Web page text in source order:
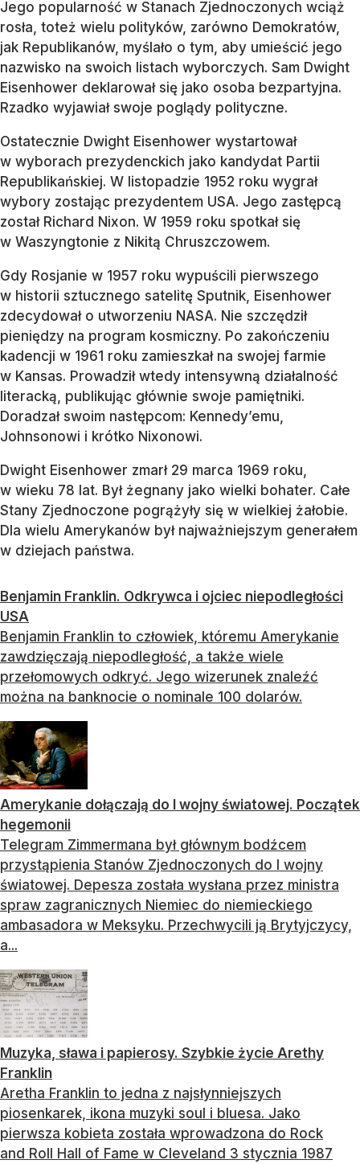
Jego popularność w Stanach Zjednoczonych wciąż
rosła, toteż wielu polityków, zarówno Demokratów,
jak Republikanów, myślało o tym, aby umieścić jego
nazwisko na swoich listach wyborczych. Sam Dwight
Eisenhower deklarował się jako osoba bezpartyjna.
Rzadko wyjawiał swoje poglądy polityczne.
Ostatecznie Dwight Eisenhower wystartował
w wyborach prezydenckich jako kandydat Partii
Republikańskiej. W listopadzie 1952 roku wygrał
wybory zostając prezydentem USA. Jego zastępcą
został Richard Nixon. W 1959 roku spotkał się
w Waszyngtonie z Nikitą Chruszczowem.
Gdy Rosjanie w 1957 roku wypuścili pierwszego
w historii sztucznego satelitę Sputnik, Eisenhower
zdecydował o utworzeniu NASA. Nie szczędził
pieniędzy na program kosmiczny. Po zakończeniu
kadencji w 1961 roku zamieszkał na swojej farmie
w Kansas. Prowadził wtedy intensywną działalność
literacką, publikując głównie swoje pamiętniki.
Doradzał swoim następcom: Kennedy’emu,
Johnsonowi i krótko Nixonowi.
Dwight Eisenhower zmarł 29 marca 1969 roku,
w wieku 78 lat. Był żegnany jako wielki bohater. Całe
Stany Zjednoczone pogrążyły się w wielkiej żałobie.
Dla wielu Amerykanów był najważniejszym generałem
w dziejach państwa.
Benjamin Franklin. Odkrywca i ojciec niepodległości
USA
Benjamin Franklin to człowiek, któremu Amerykanie
zawdzięczają niepodległość, a także wiele
przełomowych odkryć. Jego wizerunek znaleźć
można na banknocie o nominale 100 dolarów.
Amerykanie dołączają do I wojny światowej. Początek
hegemonii
Telegram Zimmermana był głównym bodźcem
przystąpienia Stanów Zjednoczonych do I wojny
światowej. Depesza została wysłana przez ministra
spraw zagranicznych Niemiec do niemieckiego
ambasadora w Meksyku. Przechwycili ją Brytyjczycy,
a...
Muzyka, sława i papierosy. Szybkie życie Arethy
Franklin
Aretha Franklin to jedna z najsłynniejszych
piosenkarek, ikona muzyki soul i bluesa. Jako
pierwsza kobieta została wprowadzona do Rock
and Roll Hall of Fame w Cleveland 3 stycznia 1987